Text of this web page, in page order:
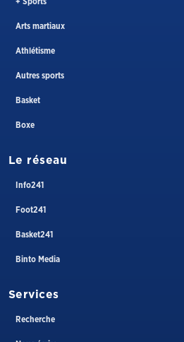
Arts martiaux
Athlétisme
Autres sports
Basket
Boxe
Le réseau
Info241
Foot241
Basket241
Binto Media
Services
Recherche